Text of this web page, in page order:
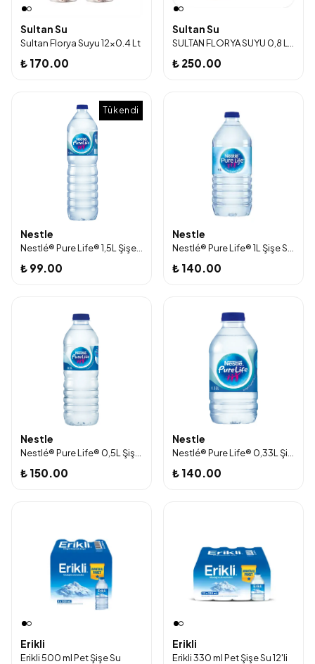
Sultan Su
Sultan Florya Suyu 12x0.4 Lt
₺ 170.00
Sultan Su
₺ 250.00
Tükendi
Nestle
₺ 99.00
Nestle
₺ 140.00
Nestle
₺ 150.00
Nestle
₺ 140.00
Erikli
Erikli 500 ml Pet Şişe Su
Erikli
Erikli 330 ml Pet Şişe Su 12'li